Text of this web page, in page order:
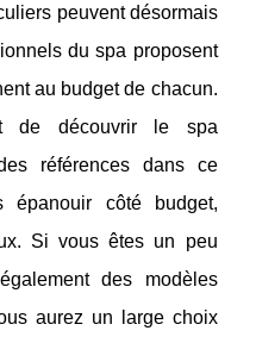
peuvent désormais
du spa proposent
au budget de chacun.
de découvrir le spa
références dans ce
côté budget,
Si vous êtes un peu
des modèles
aurez un large choix